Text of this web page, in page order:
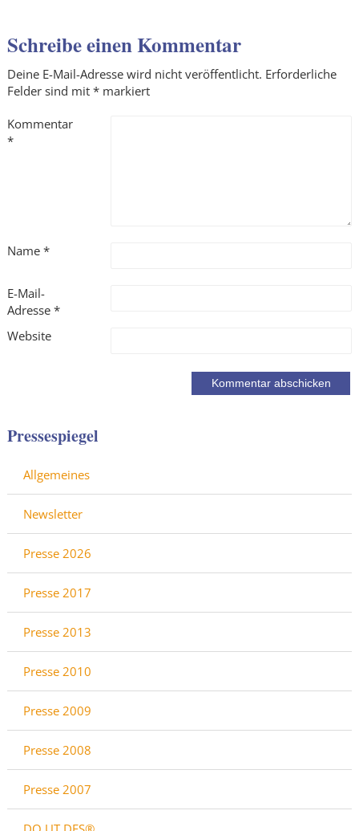
Schreibe einen Kommentar
Deine E-Mail-Adresse wird nicht veröffentlicht. Erforderliche
Felder sind mit *markiert
Kommentar
*
Name *
E-Mail-
Adresse *
Website
Pressespiegel
Allgemeines
Newsletter
Presse 2026
Presse 2017
Presse 2013
Presse 2010
Presse 2009
Presse 2008
Presse 2007